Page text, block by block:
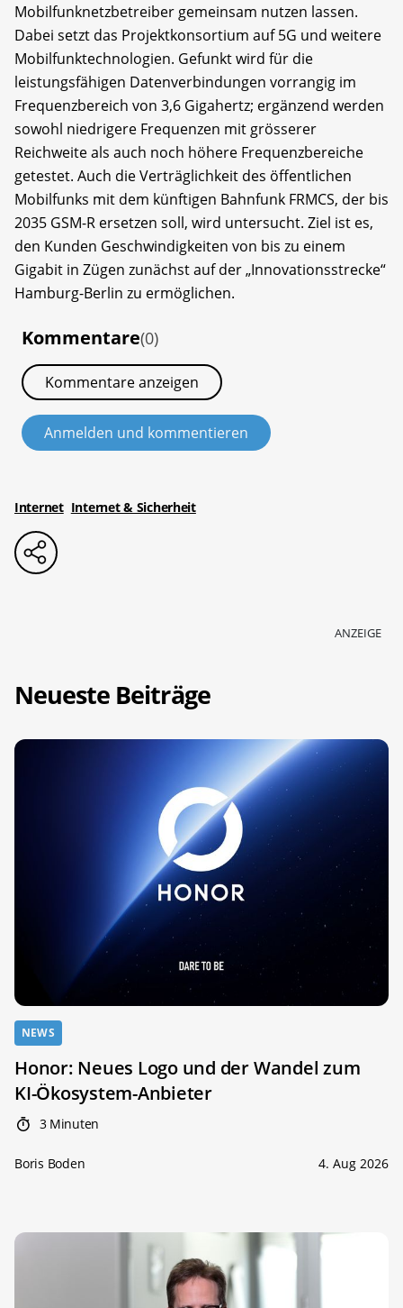
Mobilfunknetzbetreiber gemeinsam nutzen lassen.
Dabei setzt das Projektkonsortium auf 5G und weitere
Mobilfunktechnologien. Gefunkt wird für die
leistungsfähigen Datenverbindungen vorrangig im
Frequenzbereich von 3,6 Gigahertz; ergänzend werden
sowohl niedrigere Frequenzen mit grösserer
Reichweite als auch noch höhere Frequenzbereiche
getestet. Auch die Verträglichkeit des öffentlichen
Mobilfunks mit dem künftigen Bahnfunk FRMCS, der bis
2035 GSM-R ersetzen soll, wird untersucht. Ziel ist es,
den Kunden Geschwindigkeiten von bis zu einem
Gigabit in Zügen zunächst auf der „Innovationsstrecke“
Hamburg-Berlin zu ermöglichen.
Kommentare(0)
Kommentare anzeigen
Anmelden und kommentieren
Internet Internet & Sicherheit
ANZEIGE
Neueste Beiträge
NEWS
Honor: Neues Logo und der Wandel zum
KI-Ökosystem-Anbieter
3 Minuten
Boris Boden 4. Aug 2026